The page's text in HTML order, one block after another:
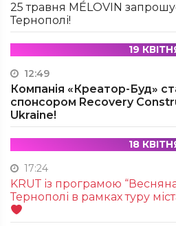
25 травня MÉLOVIN
Тернополі!
19
12:49
Компанія «Креатор-Буд»
спонсором Recovery
Ukraine!
18
17:24
KRUТ із програмою
Тернополі в рамках туру